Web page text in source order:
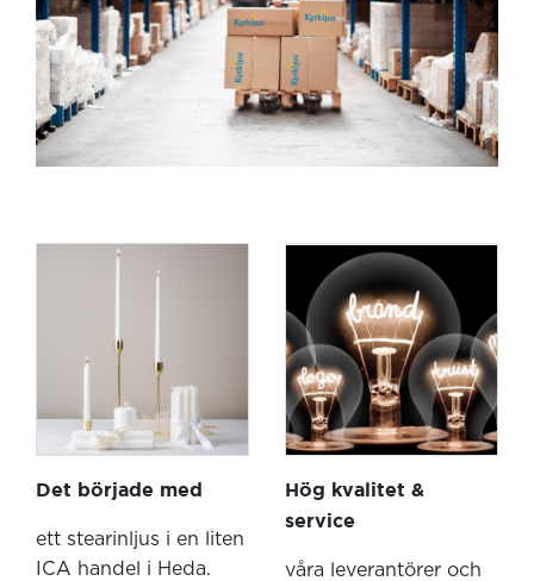
Det började med
ett stearinljus i en liten
ICA handel i Heda.
Hög kvalitet &
service
våra leverantörer och